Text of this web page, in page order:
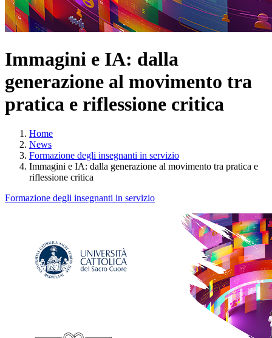
Immagini e IA: dalla
generazione al movimento tra
pratica e riflessione critica
Home
News
Formazione degli insegnanti in servizio
Immagini e IA: dalla generazione al movimento tra pratica e
riflessione critica
Formazione degli insegnanti in servizio